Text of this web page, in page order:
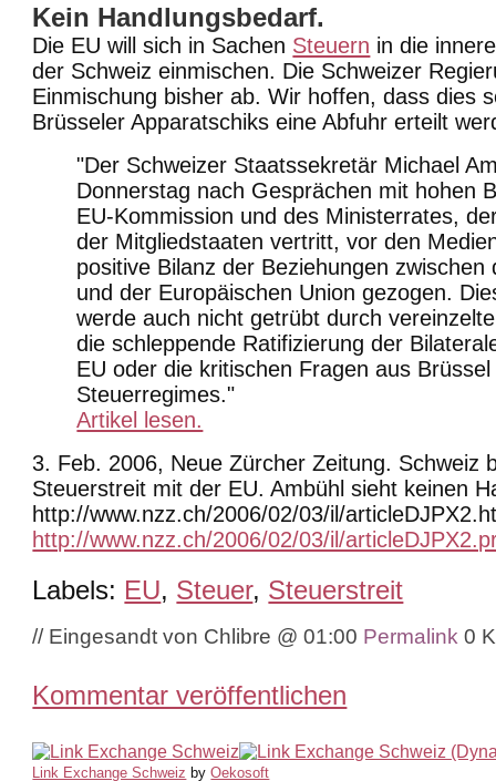
Kein Handlungsbedarf.
Die EU will sich in Sachen Steuern in die
der Schweiz einmischen. Die Schweizer
Einmischung bisher ab. Wir hoffen, dass dies
Brüsseler Apparatschiks eine Abfuhr erteilt
"Der Schweizer Staatssekretär Michael
Donnerstag nach Gesprächen mit hohen
EU-Kommission und des Ministerrates,
der Mitgliedstaaten vertritt, vor den
positive Bilanz der Beziehungen zwischen
und der Europäischen Union gezogen.
werde auch nicht getrübt durch
die schleppende Ratifizierung der
EU oder die kritischen Fragen aus
Steuerregimes."
Artikel lesen.
3. Feb. 2006, Neue Zürcher Zeitung. Schweiz
Steuerstreit mit der EU. Ambühl sieht keinen
http://www.nzz.ch/2006/02/03/il/
http://www.nzz.ch/2006/02/03/il/
Labels: EU, Steuer, Steuerstreit
// Eingesandt von Chlibre @ 01:00 Permalink 0
Kommentar veröffentlichen
Link Exchange Schweiz byOekosoft